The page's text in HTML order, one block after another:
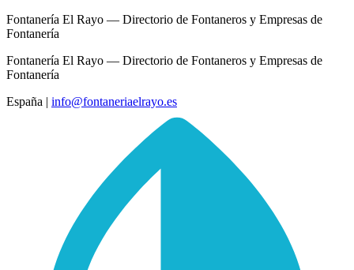
Fontanería El Rayo — Directorio de Fontaneros y Empresas de
Fontanería
Fontanería El Rayo — Directorio de Fontaneros y Empresas de
Fontanería
España | info@fontaneriaelrayo.es